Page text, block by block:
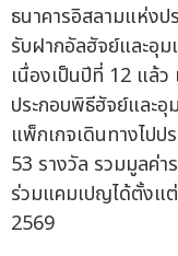
ธนาคารอิสลามแห่งป
รับฝากอัลฮัจย์และอุม
เนื่องเป็นปีที่ 12 แล้ว
ประกอบพิธีฮัจย์และ
แพ็กเกจเดินทางไปป
53 รางวัล รวมมูลค่
ร่วมแคมเปญได้ตั้งแ
2569